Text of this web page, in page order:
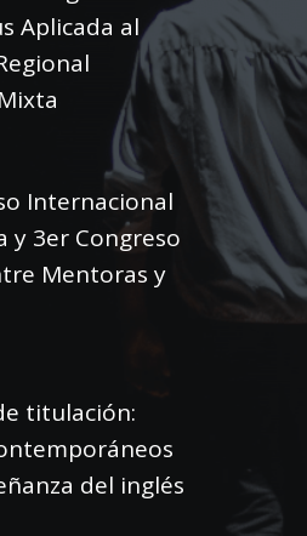
Aplicada al
Internacional
y 3er Congreso
Mentoras y
titulación:
del inglés